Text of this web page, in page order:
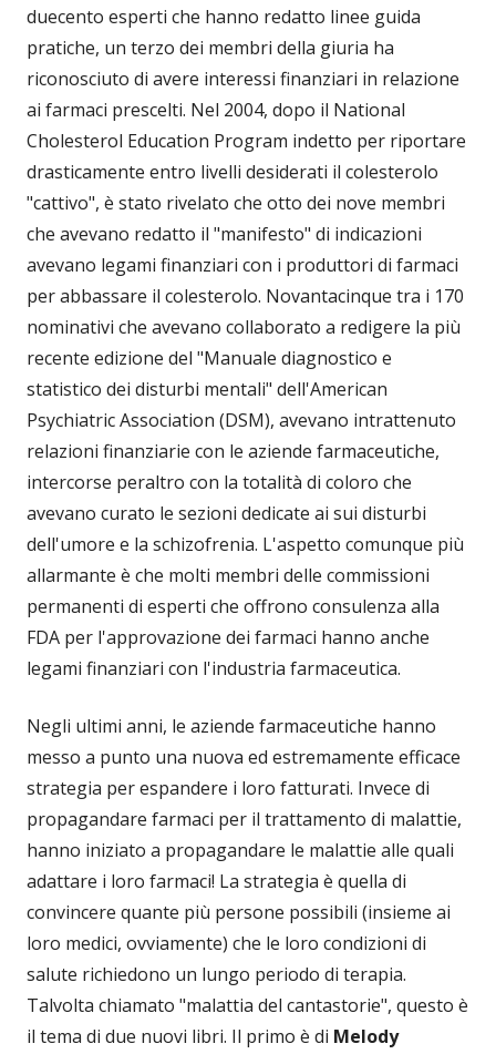
duecento esperti che hanno redatto linee guida
pratiche, un terzo dei membri della giuria ha
riconosciuto di avere interessi finanziari in relazione
ai farmaci prescelti. Nel 2004, dopo il National
Cholesterol Education Program indetto per riportare
drasticamente entro livelli desiderati il colesterolo
"cattivo", è stato rivelato che otto dei nove membri
che avevano redatto il "manifesto" di indicazioni
avevano legami finanziari con i produttori di farmaci
per abbassare il colesterolo. Novantacinque tra i 170
nominativi che avevano collaborato a redigere la più
recente edizione del "Manuale diagnostico e
statistico dei disturbi mentali" dell'American
Psychiatric Association (DSM), avevano intrattenuto
relazioni finanziarie con le aziende farmaceutiche,
intercorse peraltro con la totalità di coloro che
avevano curato le sezioni dedicate ai sui disturbi
dell'umore e la schizofrenia. L'aspetto comunque più
allarmante è che molti membri delle commissioni
permanenti di esperti che offrono consulenza alla
FDA per l'approvazione dei farmaci hanno anche
legami finanziari con l'industria farmaceutica.
Negli ultimi anni, le aziende farmaceutiche hanno
messo a punto una nuova ed estremamente efficace
strategia per espandere i loro fatturati. Invece di
propagandare farmaci per il trattamento di malattie,
hanno iniziato a propagandare le malattie alle quali
adattare i loro farmaci! La strategia è quella di
convincere quante più persone possibili (insieme ai
loro medici, ovviamente) che le loro condizioni di
salute richiedono un lungo periodo di terapia.
Talvolta chiamato "malattia del cantastorie", questo è
il tema di due nuovi libri. Il primo è di Melody